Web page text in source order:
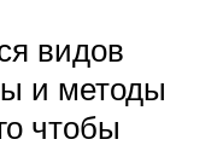
видов
и методы
чтобы